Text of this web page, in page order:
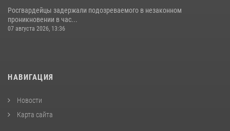
Росгвардейцы задержали подозреваемого в незаконном
проникновении в час...
07 августа 2026, 13:36
НАВИГАЦИЯ
Новости
Карта сайта